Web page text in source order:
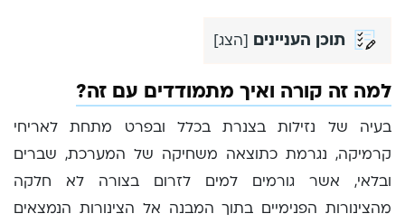
תוכן העניינים [הצג]
למה זה קורה ואיך מתמודדים עם זה?
בעיה של נזילות בצנרת בכלל ובפרט מתחת לאריחי
קרמיקה, נגרמת כתוצאה משחיקה של המערכת, שברים
ובלאי, אשר גורמים למים לזרום בצורה לא חלקה
מהצינורות הפנימיים בתוך המבנה אל הצינורות הנמצאים